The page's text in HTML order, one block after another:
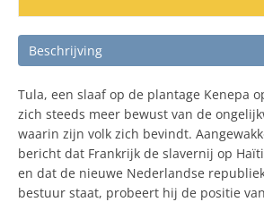
Beschrijving
Tula, een slaaf op de plantage Kenepa
zich steeds meer bewust van de
waarin zijn volk zich bevindt.
bericht dat Frankrijk de slavernij op
en dat de nieuwe Nederlandse
bestuur staat, probeert hij de positie